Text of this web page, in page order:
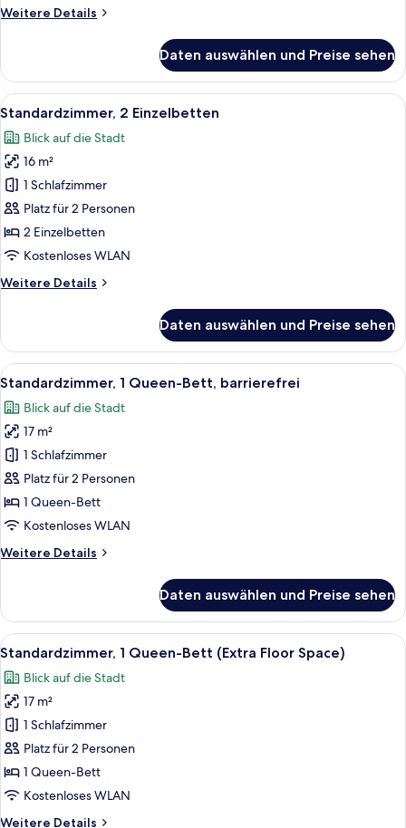
Weitere Details
Weitere
1
Queen-
Bett
Daten auswählen und Preise sehen
Alle
Fotos
für
Standardzimmer,
2 Einzelbetten
anzeigen
Ein Hotelzimmer mit zwei Betten,
9
Standardzimmer, 2 Einzelbetten
Blick auf die Stadt
16 m²
1 Schlafzimmer
Platz für 2 Personen
2 Einzelbetten
Kostenloses WLAN
Weitere Details
Weitere
2 Einzelbetten
Daten auswählen und Preise sehen
Alle
Fotos
für
Standardzimmer,
Queen-
Bett,
barrierefrei
Ein Hotelzimmer mit einem großen
9
Standardzimmer, 1 Queen-Bett, barrierefrei
Blick auf die Stadt
17 m²
1 Schlafzimmer
Platz für 2 Personen
1 Queen-Bett
Kostenloses WLAN
Weitere Details
Weitere
1
Queen-
Bett,
Daten auswählen und Preise sehen
Alle
Fotos
für
Standardzimmer,
Queen-
Bett
(Extra
Ein modernes Hotelzimmer mit
7
Standardzimmer, 1 Queen-Bett (Extra Floor Space)
Blick auf die Stadt
17 m²
1 Schlafzimmer
Platz für 2 Personen
1 Queen-Bett
Kostenloses WLAN
Weitere Details
Weitere